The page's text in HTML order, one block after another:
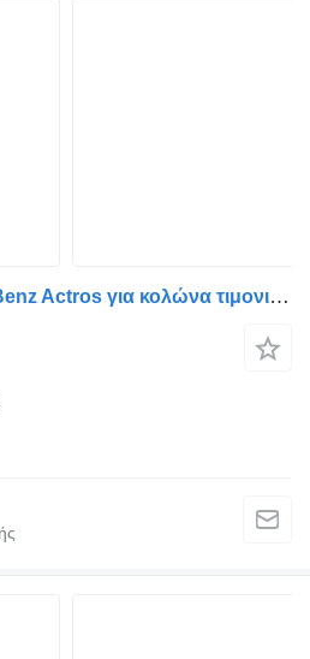
Τράκτορας Mercedes-Benz Actros για κολώνα τιμονιού Mercedes-Benz Roolisamba kandur A9604610235